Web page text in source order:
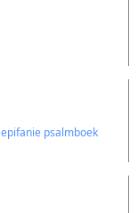
epifanie psalmboek